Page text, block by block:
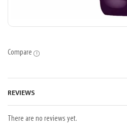
Compare
REVIEWS
There are no reviews yet.